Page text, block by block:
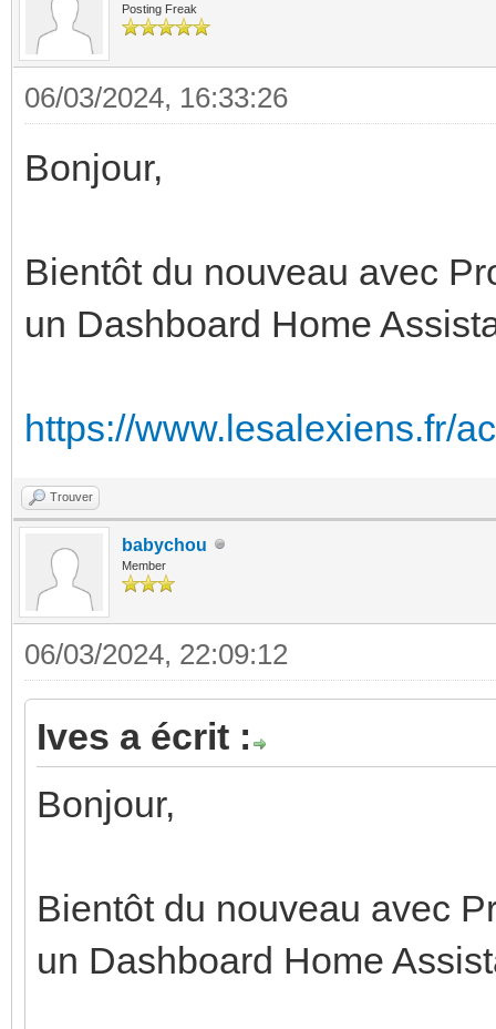
Posting Freak
06/03/2024, 16:33:26
Bonjour,
Bientôt du nouveau avec
un Dashboard Home
https://www.lesalexiens.fr/
Trouver
babychou
Member
06/03/2024, 22:09:12
Ives a écrit :
Bonjour,
Bientôt du nouveau avec
un Dashboard Home